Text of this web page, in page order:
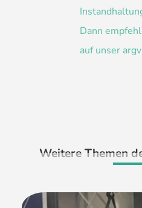
Dann
auf unser
Weitere Themen